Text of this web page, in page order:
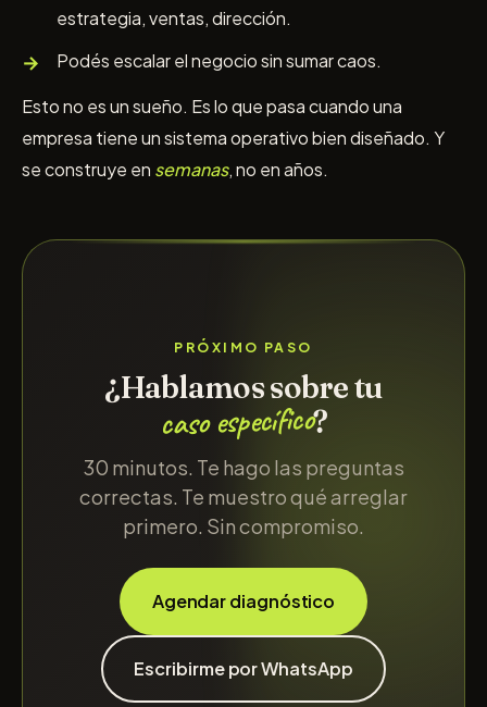
estrategia, ventas, dirección.
Podés escalar el negocio sin sumar caos.
Esto no es un sueño. Es lo que pasa cuando una
empresa tiene un sistema operativo bien diseñado. Y
se construye en semanas, no en años.
PRÓXIMO PASO
¿Hablamos sobre tu
caso específico?
30 minutos. Te hago las preguntas
correctas. Te muestro qué arreglar
primero. Sin compromiso.
Agendar diagnóstico
Escribirme por WhatsApp